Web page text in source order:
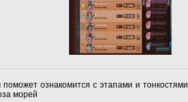
ознакомится с этапами и тонкостями
морей